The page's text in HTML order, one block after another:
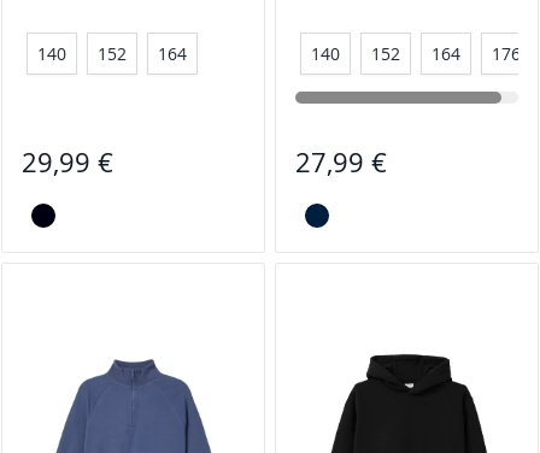
140 152 164
29,99 €
140 152 164 176
27,99 €